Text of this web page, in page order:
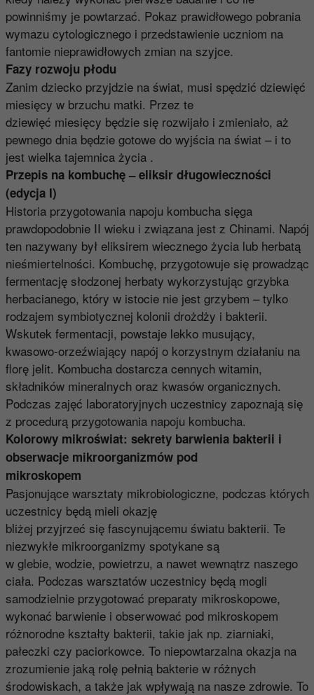
powinniśmy je powtarzać. Pokaz prawidłowego pobrania
wymazu cytologicznego i przedstawienie uczniom na
fantomie nieprawidłowych zmian na szyjce.
Fazy rozwoju płodu
Zanim dziecko przyjdzie na świat, musi spędzić dziewięć
miesięcy w brzuchu matki. Przez te
dziewięć miesięcy będzie się rozwijało i zmieniało, aż
pewnego dnia będzie gotowe do wyjścia na świat – i to
jest wielka tajemnica życia .
Przepis na kombuchę – eliksir długowieczności
(edycja I)
Historia przygotowania napoju kombucha sięga
prawdopodobnie II wieku i związana jest z Chinami. Napój
ten nazywany był eliksirem wiecznego życia lub herbatą
nieśmiertelności. Kombuchę, przygotowuje się prowadząc
fermentację słodzonej herbaty wykorzystując grzybka
herbacianego, który w istocie nie jest grzybem – tylko
rodzajem symbiotycznej kolonii drożdży i bakterii.
Wskutek fermentacji, powstaje lekko musujący,
kwasowo-orzeźwiający napój o korzystnym działaniu na
florę jelit. Kombucha dostarcza cennych witamin,
składników mineralnych oraz kwasów organicznych.
Podczas zajęć laboratoryjnych uczestnicy zapoznają się
z procedurą przygotowania napoju kombucha.
Kolorowy mikroświat: sekrety barwienia bakterii i
obserwacje mikroorganizmów pod
mikroskopem
Pasjonujące warsztaty mikrobiologiczne, podczas których
uczestnicy będą mieli okazję
bliżej przyjrzeć się fascynującemu światu bakterii. Te
niezwykłe mikroorganizmy spotykane są
w glebie, wodzie, powietrzu, a nawet wewnątrz naszego
ciała. Podczas warsztatów uczestnicy będą mogli
samodzielnie przygotować preparaty mikroskopowe,
wykonać barwienie i obserwować pod mikroskopem
różnorodne kształty bakterii, takie jak np. ziarniaki,
pałeczki czy paciorkowce. To niepowtarzalna okazja na
zrozumienie jaką rolę pełnią bakterie w różnych
środowiskach, a także jak wpływają na nasze zdrowie. To